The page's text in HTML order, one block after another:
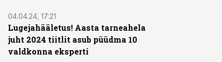
04.04.24, 17:21
Lugejahääletus! Aasta tarneahela
juht 2024 tiitlit asub püüdma 10
valdkonna eksperti